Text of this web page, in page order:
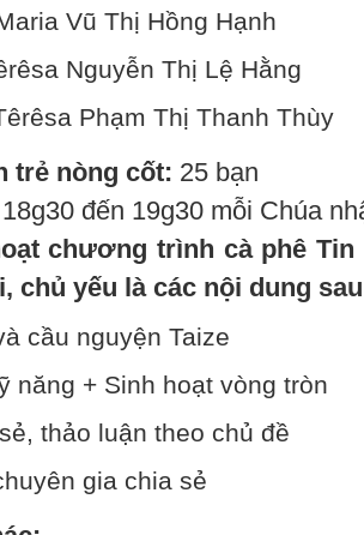
Vũ Thị Hồng Hạnh
Nguyễn Thị Lệ Hằng
Phạm Thị Thanh Thùy
trẻ nòng cốt: 25 bạn
đến 19g30 mỗi Chúa
chương trình cà phê
chủ yếu là các nội dung sau
cầu nguyện Taize
năng + Sinh hoạt vòng tròn
thảo luận theo chủ đề
gia chia sẻ